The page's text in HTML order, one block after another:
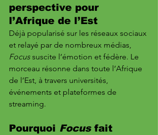
perspective pour
l’Afrique de l’Est
Déjà popularisé sur les réseaux sociaux
et relayé par de nombreux médias,
Focus suscite l’émotion et fédère. Le
morceau résonne dans toute l’Afrique
de l’Est, à travers universités,
événements et plateformes de
streaming.
Pourquoi Focus fait